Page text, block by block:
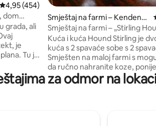
Prosječna ocjena: 4,95/5, recenzija: 454
4,95 (454)
dom
grada, ali
je
Tu je
i
možete
Smještaj na farmi – Kendenu
p
Smještaj na farmi – „Stirling
Kuća i kuća Hound Stirling je
kuća s 2 spavaće sobe s 2
Smješten na maloj farmi s
da ručno nahranite koze, ponije, skupite
jaja od pilića i općenito se
mirnom selu. Ova planinska kuća ima
praonica rublja s perilicom
za odmor na